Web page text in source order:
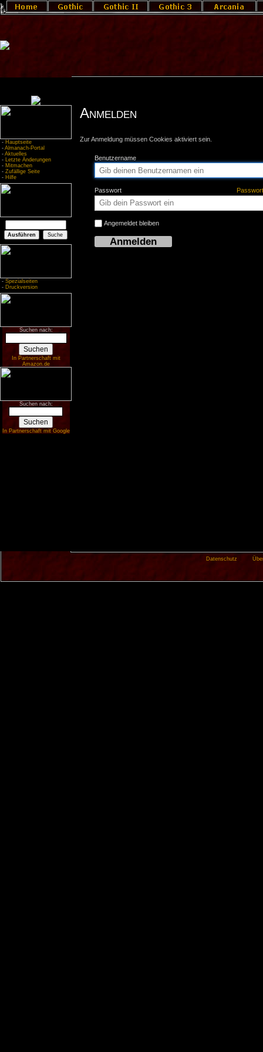
- Hauptseite
- Almanach-Portal
- Aktuelles
- Letzte Änderungen
- Mitmachen
- Zufällige Seite
- Hilfe
- Spezialseiten
- Druckversion
Suchen nach:
In Partnerschaft mit
Amazon.de
Suchen nach:
In Partnerschaft mit Google
Anmelden
Zur Anmeldung müssen Cookies aktiviert sein.
Benutzername
Passwort
Angemeldet bleiben
Datenschutz